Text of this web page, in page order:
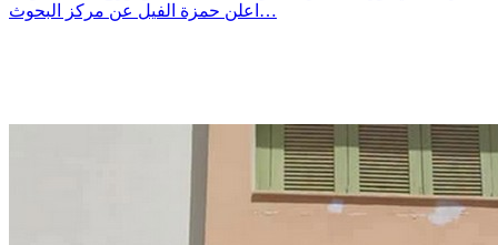
اعلن حمزة الفيل عن مركز البحوث…